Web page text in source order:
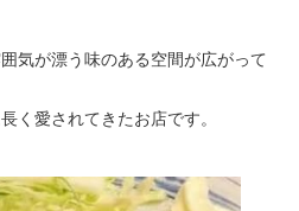
気が漂う味のある空間が広がって
く愛されてきたお店です。